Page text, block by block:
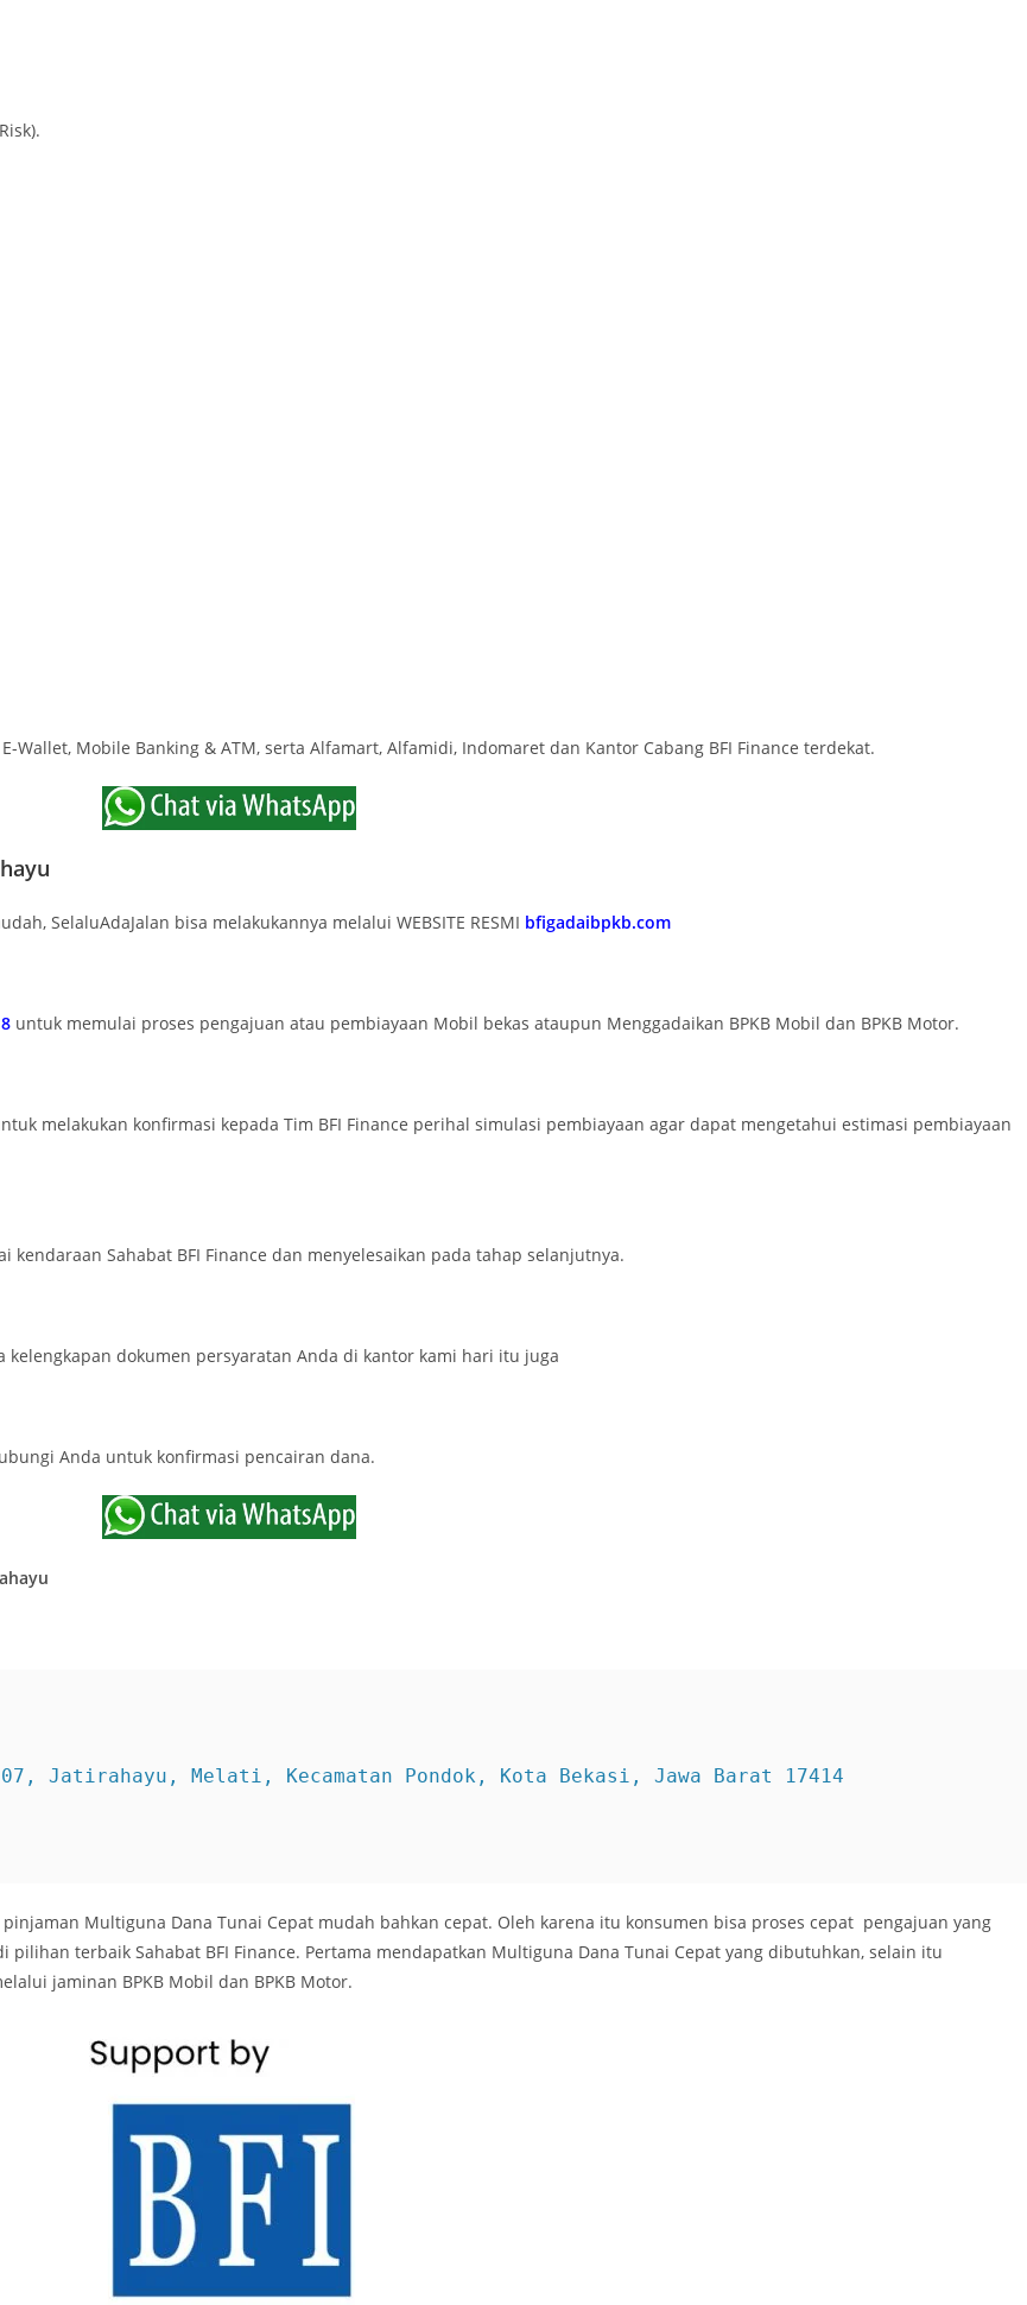
Mobile Banking & ATM, serta Alfamart, Alfamidi, Indomaret dan Kantor Cabang BFI Finance terdekat.
SelaluAdaJalan bisa melakukannya melalui WEBSITE RESMI bfigadaibpkb.com
untuk memulai proses pengajuan atau pembiayaan Mobil bekas ataupun Menggadaikan BPKB Mobil dan BPKB Motor.
melakukan konfirmasi kepada Tim BFI Finance perihal simulasi pembiayaan agar dapat mengetahui estimasi pembiayaan
Sahabat BFI Finance dan menyelesaikan pada tahap selanjutnya.
dokumen persyaratan Anda di kantor kami hari itu juga
Anda untuk konfirmasi pencairan dana.
Multiguna Dana Tunai Cepat mudah bahkan cepat. Oleh karena itu konsumen bisa proses cepat pengajuan yang
terbaik Sahabat BFI Finance. Pertama mendapatkan Multiguna Dana Tunai Cepat yang dibutuhkan, selain itu
jaminan BPKB Mobil dan BPKB Motor.